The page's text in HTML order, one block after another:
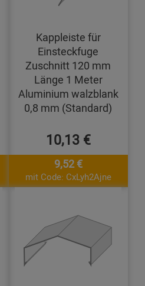
Kappleiste für
Einsteckfuge
Zuschnitt 120 mm
Länge 1 Meter
Aluminium walzblank
0,8 mm (Standard)
10,13 €
9,52 €
mit Code: CxLyh2Ajne